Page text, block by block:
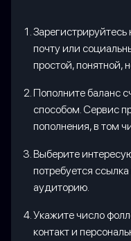
Зарегистрируйтесь
почту или
простой, понятной,
Пополните баланс
способом. Сервис
пополнения, в том
Выберите
потребуется
аудиторию.
Укажите число
контакт и